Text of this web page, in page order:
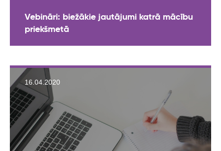
Vebināri: biežākie jautājumi katrā mācību
priekšmetā
16.04.2020